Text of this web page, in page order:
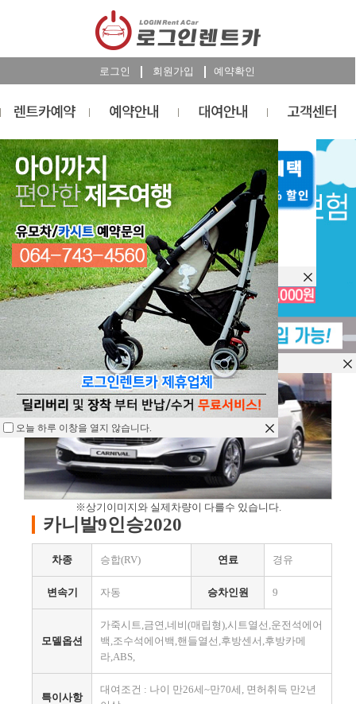
로그인 회원가입 예약확인
렌트카예약
RESERVATION
렌트카 예약하기
※상기이미지와 실제차량이 다를수 있습니다.
카니발9인승2020
차종 승합(RV) 연료 경유
변속기 자동 승차인원 9
모델옵션
가죽시트,금연,네비(매립형),시트열선,운전석에어
백,조수석에어백,핸들열선,후방센서,후방카메
라,ABS,
특이사항
대여조건 : 나이 만26세~만70세, 면허취득 만2년
오늘 하루 이창을 열지 않습니다.
오늘 하루 이창을 열지 않습니다.
오늘 하루 이창을 열지 않습니다.
오늘 하루 이창을 열지 않습니다.